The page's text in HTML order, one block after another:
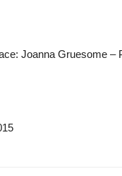
Joanna Gruesome –